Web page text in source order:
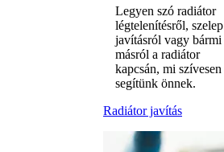
Legyen szó radiátor
légtelenítésről, szelep
javításról vagy bármi
másról a radiátor
kapcsán, mi szívesen
segítünk önnek.
Radiátor javítás